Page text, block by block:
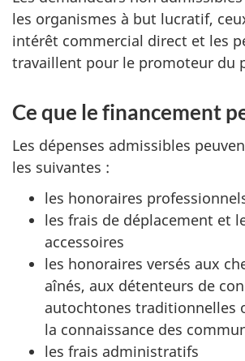
les organismes à but lucratif,
intérêt commercial direct et les
travaillent pour le promoteur du
Ce que le financement
Les dépenses admissibles
les suivantes :
les honoraires
les frais de déplacement et
accessoires
les honoraires versés aux
aînés, aux détenteurs de
autochtones traditionnelles
la connaissance des
les frais administratifs